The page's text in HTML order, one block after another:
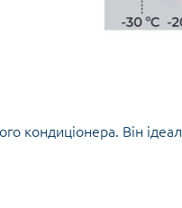
кондиціонера. Він